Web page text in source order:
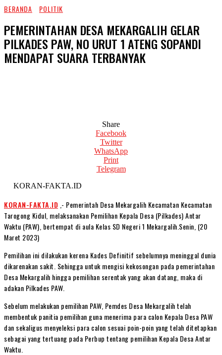
BERANDA POLITIK
PEMERINTAHAN DESA MEKARGALIH GELAR
PILKADES PAW, NO URUT 1 ATENG SOPANDI
MENDAPAT SUARA TERBANYAK
Share
Facebook
Twitter
WhatsApp
Print
Telegram
KORAN-FAKTA.ID
KORAN-FAKTA.ID ,- Pemerintah Desa Mekargalih Kecamatan Kecamatan
Tarogong Kidul, melaksanakan Pemilihan Kepala Desa (Pilkades) Antar
Waktu (PAW), bertempat di aula Kelas SD Negeri 1 Mekargalih.Senin, (20
Maret 2023)
Pemilihan ini dilakukan kerena Kades Definitif sebelumnya meninggal dunia
dikarenakan sakit. Sehingga untuk mengisi kekosongan pada pemerintahan
Desa Mekargalih hingga pemilihan serentak yang akan datang, maka di
adakan Pilkades PAW.
Sebelum melakukan pemilihan PAW, Pemdes Desa Mekargalih telah
membentuk panitia pemilihan guna menerima para calon Kepala Desa PAW
dan sekaligus menyeleksi para calon sesuai poin-poin yang telah ditetapkan
sebagai yang tertuang pada Perbup tentang pemilihan Kepala Desa Antar
Waktu.